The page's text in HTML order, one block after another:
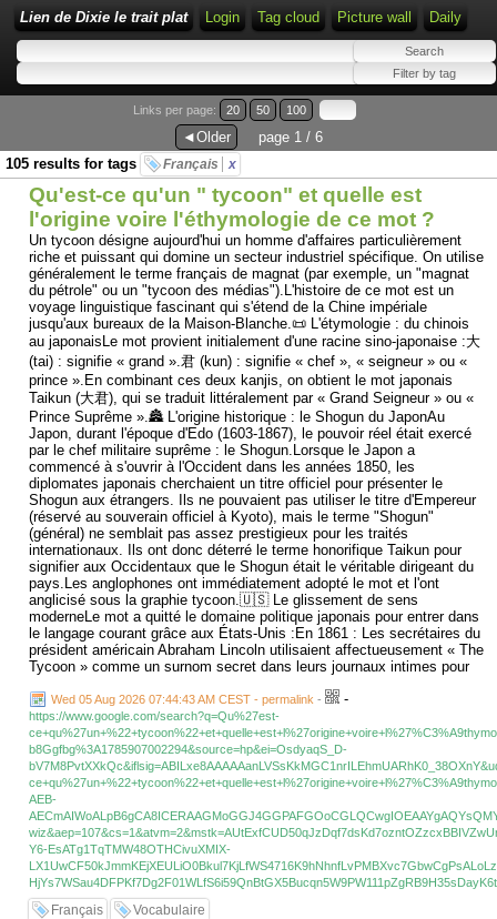
Lien de Dixie le trait plat Login Tag cloud Picture wall Daily
Links per page: 20 50 100
◄Older
page 1 / 6
105 results for tags
Français x
Qu'est-ce qu'un " tycoon" et quelle est
l'origine voire l'éthymologie de ce mot ?
Un tycoon désigne aujourd'hui un homme d'affaires particulièrement
riche et puissant qui domine un secteur industriel spécifique. On utilise
généralement le terme français de magnat (par exemple, un "magnat
du pétrole" ou un "tycoon des médias").L'histoire de ce mot est un
voyage linguistique fascinant qui s'étend de la Chine impériale
jusqu'aux bureaux de la Maison-Blanche.📜 L'étymologie : du chinois
au japonaisLe mot provient initialement d'une racine sino-japonaise :大
(tai) : signifie « grand ».君 (kun) : signifie « chef », « seigneur » ou «
prince ».En combinant ces deux kanjis, on obtient le mot japonais
Taikun (大君), qui se traduit littéralement par « Grand Seigneur » ou «
Prince Suprême ».🏯 L'origine historique : le Shogun du JaponAu
Japon, durant l'époque d'Edo (1603-1867), le pouvoir réel était exercé
par le chef militaire suprême : le Shogun.Lorsque le Japon a
commencé à s'ouvrir à l'Occident dans les années 1850, les
diplomates japonais cherchaient un titre officiel pour présenter le
Shogun aux étrangers. Ils ne pouvaient pas utiliser le titre d'Empereur
(réservé au souverain officiel à Kyoto), mais le terme "Shogun"
(général) ne semblait pas assez prestigieux pour les traités
internationaux. Ils ont donc déterré le terme honorifique Taikun pour
signifier aux Occidentaux que le Shogun était le véritable dirigeant du
pays.Les anglophones ont immédiatement adopté le mot et l'ont
anglicisé sous la graphie tycoon.🇺🇸 Le glissement de sens
moderneLe mot a quitté le domaine politique japonais pour entrer dans
le langage courant grâce aux États-Unis :En 1861 : Les secrétaires du
président américain Abraham Lincoln utilisaient affectueusement « The
Tycoon » comme un surnom secret dans leurs journaux intimes pour
de Sécession.Après la Première Guerre mondiale : Le terme a
définitivement glissé vers le monde des affaires américain. Il s'est mis
à désigner les capitaines d'industrie visionnaires, immensément riches
et influents (comme Rockefeller, Carnegie ou Ford), avant d'être
emprunté par la langue française.Aujourd'hui, le mot est également très
populaire dans le monde des jeux vidéo, désignant un genre de jeux de
simulation et de gestion (comme le célèbre RollerCoaster Tycoon) où
le joueur doit bâtir un empire financier.Si vous le souhaitez, nous
pouvons explorer l'histoire d'autres mots d'affaires empruntés à l'Asie
(comme Taïpan) ou analyser la biographie d'un tycoon historique
célèbre. Que préférez-vous ?
Wed 05 Aug 2026 07:44:43 AM CEST - permalink - -
https://www.google.com/search?q=Qu%27est-
b8Ggfbg%3A1785907002294&source=hp&ei=OsdyaqS_D-
AEB-
Y6-EsATg1TqTMW48OTHCivuXMIX-
Français Vocabulaire